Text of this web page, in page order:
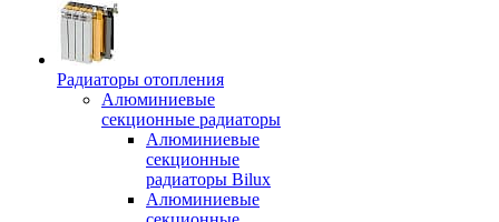
Радиаторы отопления
Алюминиевые
секционные радиаторы
Алюминиевые
секционные
радиаторы Bilux
Алюминиевые